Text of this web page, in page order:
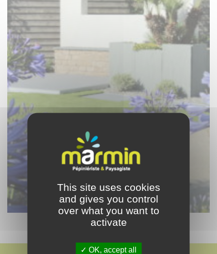
This site uses cookies
and gives you control
over what you want to
activate
OK, accept all